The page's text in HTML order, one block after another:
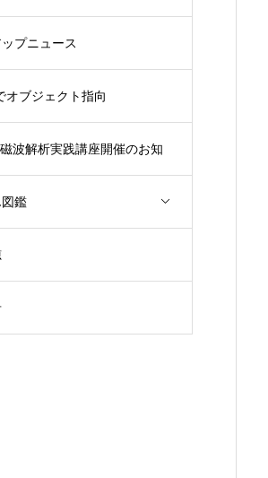
プニュース
オブジェクト指向
波解析実践講座開催のお知
日：9月30日)
鑑